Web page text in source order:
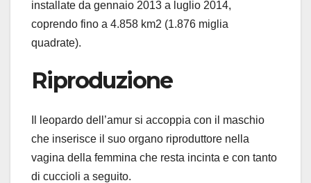
installate da gennaio 2013 a luglio 2014,
coprendo fino a 4.858 km2 (1.876 miglia
quadrate).
Riproduzione
Il leopardo dell’amur si accoppia con il maschio
che inserisce il suo organo riproduttore nella
vagina della femmina che resta incinta e con tanto
di cuccioli a seguito.